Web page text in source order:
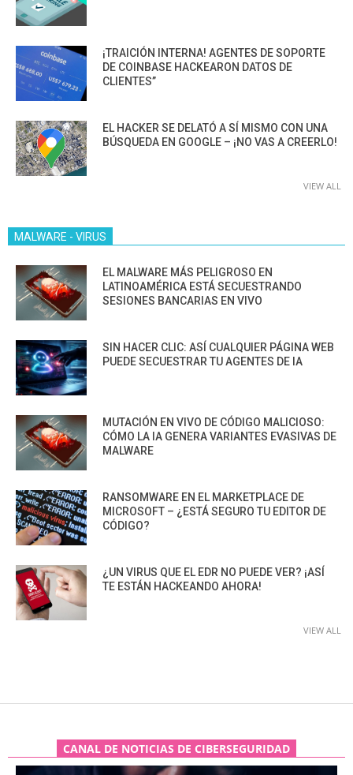
¡TRAICIÓN INTERNA! AGENTES DE SOPORTE
DE COINBASE HACKEARON DATOS DE
CLIENTES”
EL HACKER SE DELATÓ A SÍ MISMO CON UNA
BÚSQUEDA EN GOOGLE – ¡NO VAS A CREERLO!
VIEW ALL
MALWARE - VIRUS
EL MALWARE MÁS PELIGROSO EN
LATINOAMÉRICA ESTÁ SECUESTRANDO
SESIONES BANCARIAS EN VIVO
SIN HACER CLIC: ASÍ CUALQUIER PÁGINA WEB
PUEDE SECUESTRAR TU AGENTES DE IA
MUTACIÓN EN VIVO DE CÓDIGO MALICIOSO:
CÓMO LA IA GENERA VARIANTES EVASIVAS DE
MALWARE
RANSOMWARE EN EL MARKETPLACE DE
MICROSOFT – ¿ESTÁ SEGURO TU EDITOR DE
CÓDIGO?
¿UN VIRUS QUE EL EDR NO PUEDE VER? ¡ASÍ
TE ESTÁN HACKEANDO AHORA!
VIEW ALL
CANAL DE NOTICIAS DE CIBERSEGURIDAD